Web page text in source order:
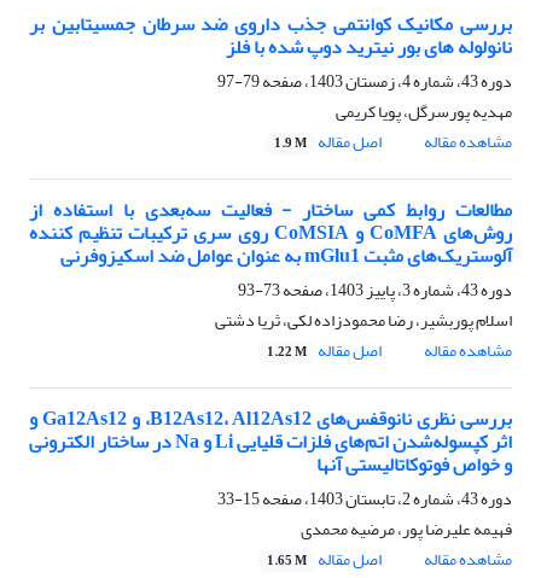
بررسی مکانیک کوانتمی جذب داروی ضد سرطان جمسیتابین بر
نانولوله های بور نیترید دوپ شده با فلز
دوره 43، شماره 4، زمستان 1403، صفحه
79-97
مهدیه پورسرگل، پویا کریمی
مشاهده مقاله
اصل مقاله 1.9 M
مطالعات روابط کمی ساختار - فعالیت سه‌بعدی با استفاده از
روش‌های CoMFA و CoMSIA روی سری ترکیبات تنظیم کننده
آلوستریک‌های مثبت mGlu1 به عنوان عوامل ضد اسکیزوفرنی
دوره 43، شماره 3، پاییز 1403، صفحه
73-93
اسلام پوربشیر، رضا محمودزاده لکی، ثریا دشتی
مشاهده مقاله
اصل مقاله 1.22 M
بررسی نظری نانوقفس‌های B12As12، Al12As12، و Ga12As12 و
اثر کپسوله‌شدن اتم‌های فلزات قلیایی Li و Na در ساختار الکترونی
و خواص فوتوکاتالیستی آنها
دوره 43، شماره 2، تابستان 1403، صفحه
15-33
فهیمه علیرضا پور، مرضیه محمدی
مشاهده مقاله
اصل مقاله 1.65 M